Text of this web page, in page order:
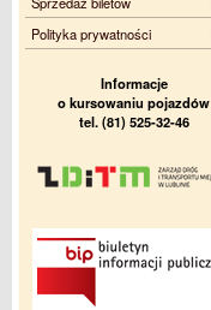
Polityka prywatności
Informacje
o kursowaniu pojazdów
tel. (81) 525-32-46